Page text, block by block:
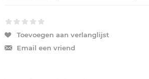
Toevoegen aan verlanglijst
Email een vriend